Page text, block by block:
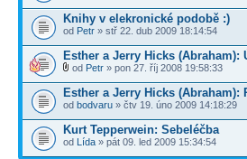
Knihy v elekronické podobě :)
od Petr » stř 22. dub 2009 18:14:54
Esther a Jerry Hicks (Abraham):
od Petr » pon 27. říj 2008 19:58:33
Esther a Jerry Hicks (Abraham):
od bodvaru » čtv 19. úno 2009 14:18:29
Kurt Tepperwein: Sebeléčba
od Lída » pát 09. led 2009 15:34:54